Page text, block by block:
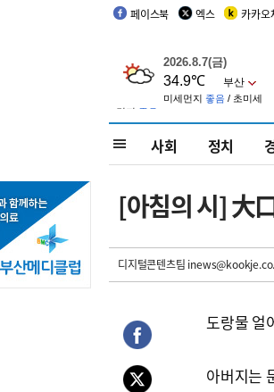
페이스북 엑스 카카오
사회 정치
[아침의 시] 大
디지털콘텐츠팀
도랑물 얼
아버지는